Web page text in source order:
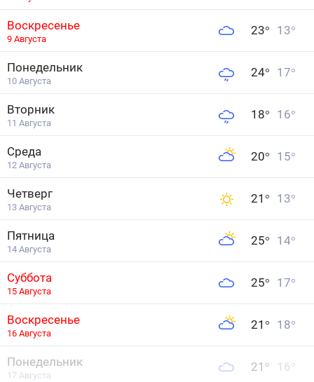
Воскресенье
9 Августа
23° 13°
Понедельник
10 Августа
24° 17°
Вторник
11 Августа
18° 16°
Среда
12 Августа
20° 15°
Четверг
13 Августа
21 ° 13°
Пятница
14 Августа
25° 14°
Суббота
15 Августа
25° 17°
Воскресенье
16 Августа
21 ° 18°
Понедельник
17 Августа
21 ° 16°